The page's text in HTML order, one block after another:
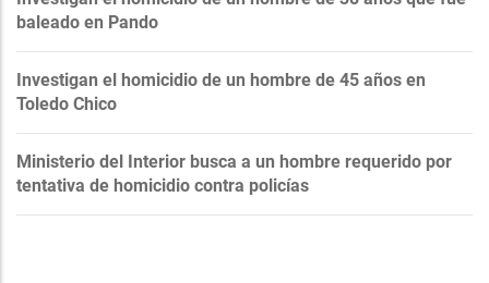
baleado en Pando
Investigan el homicidio de un hombre de 45 años en
Toledo Chico
Ministerio del Interior busca a un hombre requerido por
tentativa de homicidio contra policías